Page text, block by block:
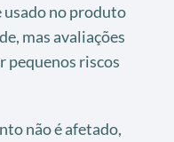
usado no produto
mas avaliações
pequenos riscos
não é afetado,